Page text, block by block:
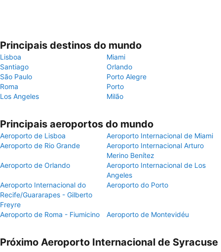
Principais destinos do mundo
Lisboa
Miami
Santiago
Orlando
São Paulo
Porto Alegre
Roma
Porto
Los Angeles
Milão
Principais aeroportos do mundo
Aeroporto de Lisboa
Aeroporto Internacional de Miami
Aeroporto de Rio Grande
Aeroporto Internacional Arturo
Merino Benítez
Aeroporto de Orlando
Aeroporto Internacional de Los
Angeles
Aeroporto Internacional do
Recife/Guararapes - Gilberto
Freyre
Aeroporto do Porto
Aeroporto de Roma - Fiumicino Aeroporto de Montevidéu
Próximo Aeroporto Internacional de Syracuse